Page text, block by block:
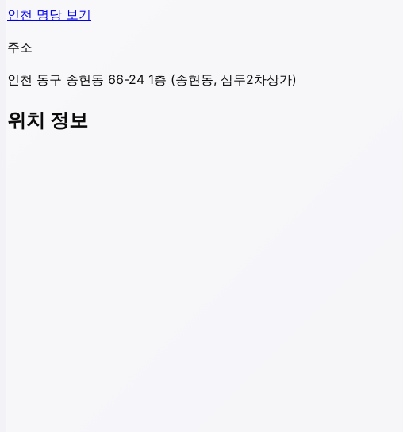
인천 명당 보기
주소
인천 동구 송현동 66-24 1층 (송현동, 삼두2차상가)
위치 정보